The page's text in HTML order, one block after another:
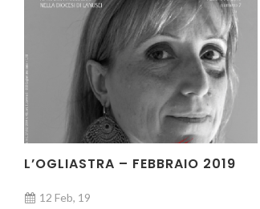
L’OGLIASTRA – FEBBRAIO 2019
12 Feb, 19